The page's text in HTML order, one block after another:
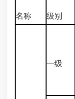
名称 级别
一级